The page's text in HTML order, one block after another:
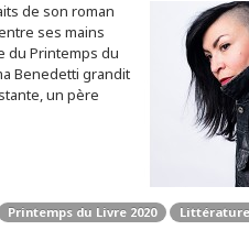
de son roman
ses mains
du Printemps du
Benedetti grandit
un père
Printemps du Livre 2020